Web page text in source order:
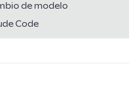
de modelo
Code